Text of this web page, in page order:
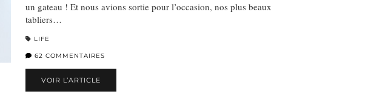
un gateau ! Et nous avions sortie pour l’occasion, nos plus beaux
tabliers…
LIFE
62 COMMENTAIRES
VOIR L’ARTICLE